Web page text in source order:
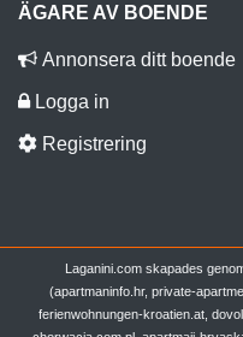
ÄGARE AV BOENDE
Annonsera ditt boende
Logga in
Registrering
Laganini.com skapades
(apartmaninfo.hr, private-
ferienwohnungen-kroatien.at,